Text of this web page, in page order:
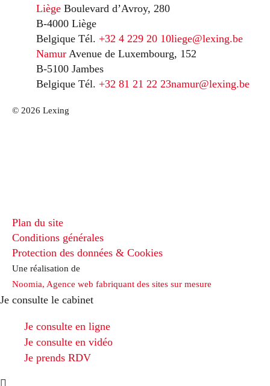
Liège Boulevard d’Avroy, 280
B-4000 Liège
Belgique Tél. +32 4 229 20 10liege@lexing.be
Namur Avenue de Luxembourg, 152
B-5100 Jambes
Belgique Tél. +32 81 21 22 23namur@lexing.be
© 2026 Lexing
Plan du site
Conditions générales
Protection des données & Cookies
Une réalisation de
Noomia, Agence web fabriquant des sites sur mesure
Je consulte le cabinet
Je consulte en ligne
Je consulte en vidéo
Je prends RDV